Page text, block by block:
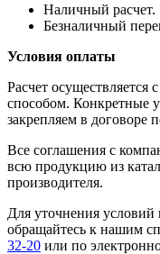
Наличный расчет.
Безналичный
Условия оплаты
Расчет
способом. Конкретные
закрепляем в договоре
Все соглашения с
всю продукцию из
производителя.
Для уточнения условий
обращайтесь к нашим
32-20 или по